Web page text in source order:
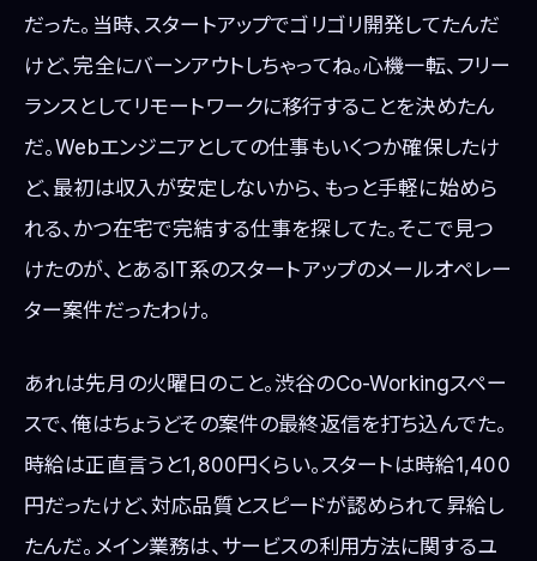
だった。当時、スタートアップでゴリゴリ開発してたんだ
けど、完全にバーンアウトしちゃってね。心機一転、フリー
ランスとしてリモートワークに移行することを決めたん
だ。Webエンジニアとしての仕事もいくつか確保したけ
ど、最初は収入が安定しないから、もっと手軽に始めら
れる、かつ在宅で完結する仕事を探してた。そこで見つ
けたのが、とあるIT系のスタートアップのメールオペレー
ター案件だったわけ。
あれは先月の火曜日のこと。渋谷のCo-Workingスペー
スで、俺はちょうどその案件の最終返信を打ち込んでた。
時給は正直言うと1,800円くらい。スタートは時給1,400
円だったけど、対応品質とスピードが認められて昇給し
たんだ。メイン業務は、サービスの利用方法に関するユ